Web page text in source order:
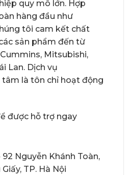
quy mô lớn. Hợp
hàng đầu như
tôi cam kết chất
sản phẩm đến từ
Mitsubishi,
Lan. Dịch vụ
tâm là tôn chỉ hoạt động
được hỗ trợ ngay
92 Nguyễn Khánh Toàn,
TP. Hà Nội